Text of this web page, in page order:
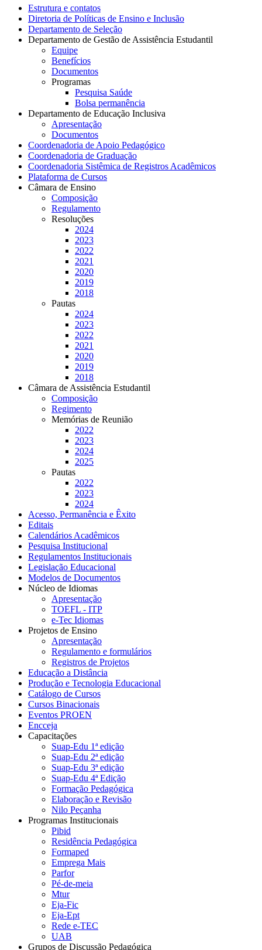
Estrutura e contatos
Diretoria de Políticas de Ensino e Inclusão
Departamento de Seleção
Departamento de Gestão de Assistência Estudantil
Equipe
Benefícios
Documentos
Programas
Pesquisa Saúde
Bolsa permanência
Departamento de Educação Inclusiva
Apresentação
Documentos
Coordenadoria de Apoio Pedagógico
Coordenadoria de Graduação
Coordenadoria Sistêmica de Registros Acadêmicos
Plataforma de Cursos
Câmara de Ensino
Composição
Regulamento
Resoluções
2024
2023
2022
2021
2020
2019
2018
Pautas
2024
2023
2022
2021
2020
2019
2018
Câmara de Assistência Estudantil
Composição
Regimento
Memórias de Reunião
2022
2023
2024
2025
Pautas
2022
2023
2024
Acesso, Permanência e Êxito
Editais
Calendários Acadêmicos
Pesquisa Institucional
Regulamentos Institucionais
Legislação Educacional
Modelos de Documentos
Núcleo de Idiomas
Apresentação
TOEFL - ITP
e-Tec Idiomas
Projetos de Ensino
Apresentação
Regulamento e formulários
Registros de Projetos
Educação a Distância
Produção e Tecnologia Educacional
Catálogo de Cursos
Cursos Binacionais
Eventos PROEN
Encceja
Capacitações
Suap-Edu 1ª edição
Suap-Edu 2ª edição
Suap-Edu 3ª edição
Suap-Edu 4ª Edição
Formação Pedagógica
Elaboração e Revisão
Nilo Peçanha
Programas Institucionais
Pibid
Residência Pedagógica
Formaped
Emprega Mais
Parfor
Pé-de-meia
Mtur
Eja-Fic
Eja-Ept
Rede e-TEC
UAB
Grupos de Discussão Pedagógica